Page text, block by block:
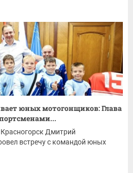
юных мотогонщиков: Глава
Красногорск Дмитрий
встречу с командой юных